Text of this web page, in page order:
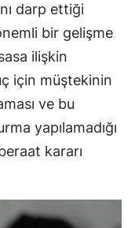
darp ettiği
bir gelişme
ilişkin
için müştekinin
ve bu
yapılamadığı
kararı